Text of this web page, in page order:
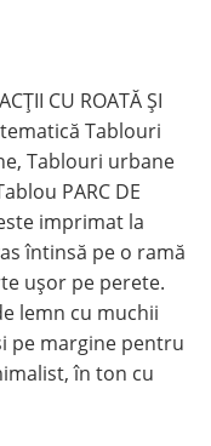
CU ROATĂ ȘI
Tablouri
Tablouri urbane
PARC DE
este imprimat la
întinsă pe o ramă
ușor pe perete.
lemn cu muchii
pe margine pentru
în ton cu